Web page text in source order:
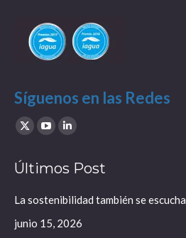
Síguenos en las Redes
Find us on:
X
opens
window
YouTube
opens
window
Linkedin
opens
window
Últimos Post
La sostenibilidad también se escucha
junio 15, 2026